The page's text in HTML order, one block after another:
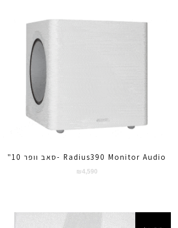
Radius390 Monitor Audio -סאב וופר 10"
₪4,590